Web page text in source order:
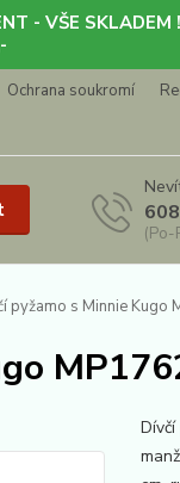
- VŠE SKLADEM !
Ochrana soukromí
(Po-
pyžamo s Minnie Kugo